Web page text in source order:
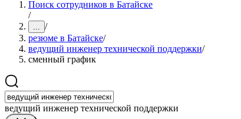
Поиск сотрудников в Батайске
/
... /
резюме в Батайске/
ведущий инженер технической поддержки/
сменный график
ведущий инженер технической поддержки